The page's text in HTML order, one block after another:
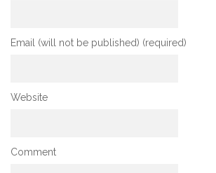
Email (will not be published) (required)
Website
Comment